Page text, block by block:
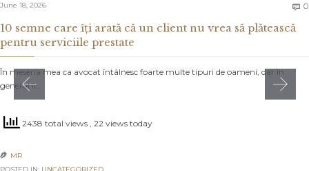
June 18, 2026  0
10 semne care îți arată că un client nu vrea să plătească
pentru serviciile prestate
În meseria mea ca avocat întâlnesc foarte multe tipuri de oameni, dar în
general îi…
2438 total views , 22 views today
 MR
POSTED IN: UNCATEGORIZED